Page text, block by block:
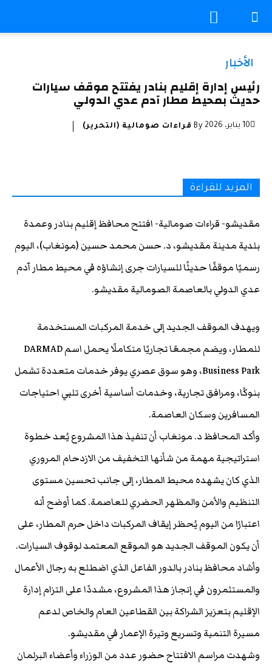
الأخبار
رئيس إدارة إقليم بنادر يفتتح موقف سيارات
حديث بمحيط مطار آدم عدي الدولي
10 يناير، 2026 By قراءات صومالية (التحرير)
المزيد للقراءة
مقديشو- قراءات صومالية- افتتح محافظ إقليم بنادر وعمدة
بلدية مدينة مقديشو، د. حسن محمد حسين (مونغاب)، اليوم
رسميًا موقفًا حديثًا للسيارات جرى إنشاؤه في محيط مطار آدم
عدي الدولي بالعاصمة الصومالية مقديشو.
ويهدف الموقف الجديد إلى خدمة المركبات المستخدمة
للمطار، ويضم مجمعًا تجاريًا متكاملًا يحمل اسم DARMAD
Business Park، وهو سوق عصري يوفر خدمات متعددة تشمل
بنوكًا، ومرافق تجارية، وخدمات أساسية أخرى تلبي احتياجات
المسافرين وسكان العاصمة.
وأكد المحافظ د. مونغاب أن تنفيذ هذا المشروع يُعد خطوة
استراتيجية مهمة من شأنها التخفيف من الازدحام المروري
الذي كان يشهده محيط المطار، إلى جانب تحسين مستوى
التنظيم والأمن والمظهر الحضري للعاصمة. كما أوضح أنه
اعتبارًا من اليوم يُحظر إيقاف المركبات داخل حرم المطار، على
أن يكون الموقف الجديد هو الموقع المعتمد لوقوف السيارات.
وأشاد محافظ بنادر بالدور الفاعل الذي اضطلع به رجال الأعمال
والمستثمرون في إنجاز هذا المشروع، مشددًا على التزام إدارة
الإقليم بتعزيز الشراكة بين القطاعين العام والخاص لدعم
مسيرة التنمية وتسريع وتيرة الإعمار في مقديشو.
وشهدت مراسم الافتتاح حضور عدد من الوزراء وأعضاء البرلمان